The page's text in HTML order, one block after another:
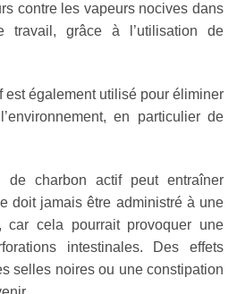
contre les vapeurs nocives dans
travail, grâce à l’utilisation de
est également utilisé pour éliminer
en particulier de
de charbon actif peut entraîner
doit jamais être administré à une
car cela pourrait provoquer une
intestinales. Des effets
selles noires ou une constipation